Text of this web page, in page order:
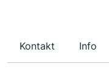
Kontakt Info